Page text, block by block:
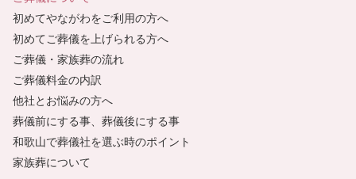
初めてやながわをご利用の方へ
初めてご葬儀を上げられる方へ
ご葬儀・家族葬の流れ
ご葬儀料金の内訳
他社とお悩みの方へ
葬儀前にする事、葬儀後にする事
和歌山で葬儀社を選ぶ時のポイント
家族葬について